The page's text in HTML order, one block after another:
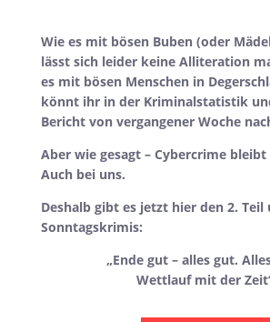
Wie es mit bösen Buben (oder
lässt sich leider keine Alliteration
es mit bösen Menschen in
könnt ihr in der Kriminalstatistik
Bericht von vergangener Woche
Aber wie gesagt – Cybercrime bleibt
Auch bei uns.
Deshalb gibt es jetzt hier den 2. Teil
Sonntagskrimis:
„Ende gut – alles gut.
Wettlauf mit der